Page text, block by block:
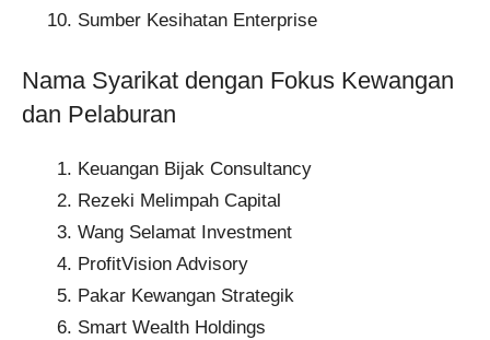
Sumber Kesihatan Enterprise
Nama Syarikat dengan Fokus Kewangan
dan Pelaburan
Keuangan Bijak Consultancy
Rezeki Melimpah Capital
Wang Selamat Investment
ProfitVision Advisory
Pakar Kewangan Strategik
Smart Wealth Holdings